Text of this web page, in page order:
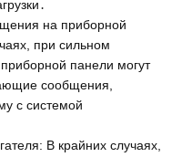
на приборной
при сильном
панели могут
сообщения,
с системой
В крайних случаях,